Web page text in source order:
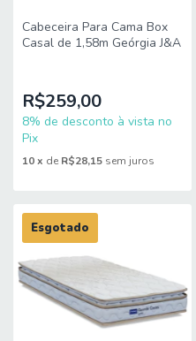
Cabeceira Para Cama Box
Casal de 1,58m Geórgia J&A
R$259,00
8% de desconto à vista no
Pix
10x de R$28,15 sem juros
Esgotado